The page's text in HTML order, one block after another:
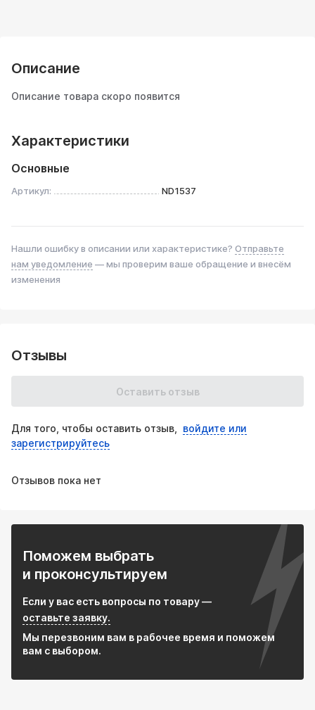
Описание
Описание товара скоро появится
Характеристики
Основные
Артикул: ND1537
Нашли ошибку в описании или характеристике? Отправьте
нам уведомление — мы проверим ваше обращение и внесём
изменения
Отзывы
Оставить отзыв
Для того, чтобы оставить отзыв, войдите или
зарегистрируйтесь
Отзывов пока нет
Поможем выбрать
и проконсультируем
Если у вас есть вопросы по товару —
оставьте заявку.
Мы перезвоним вам в рабочее время и поможем
вам с выбором.